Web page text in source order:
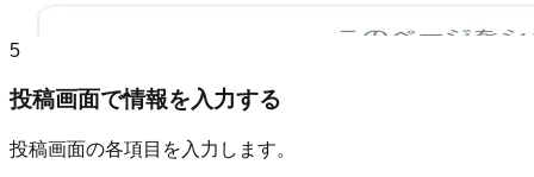
5
投稿画面で情報を入力する
投稿画面の各項目を入力します。